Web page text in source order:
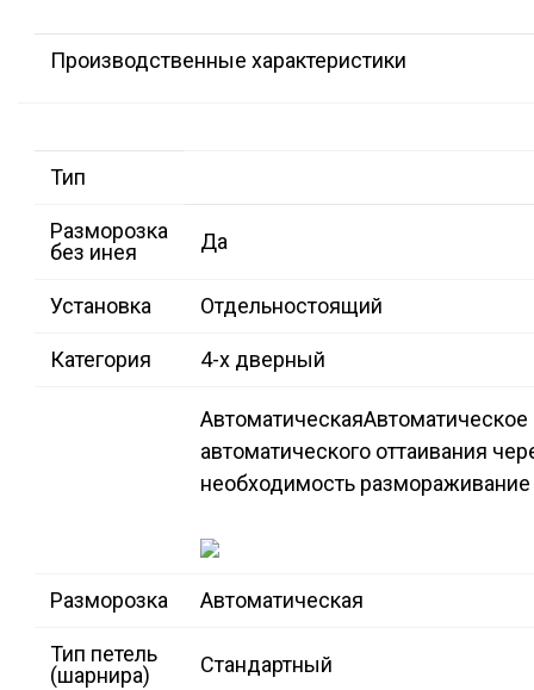
Производственные характеристики
Тип
Разморозка
без инея
Да
Установка Отдельностоящий
Категория 4-х дверный
АвтоматическаяАвтоматическое
автоматического оттаивания
необходимость
Разморозка Автоматическая
Тип петель
(шарнира)
Стандартный